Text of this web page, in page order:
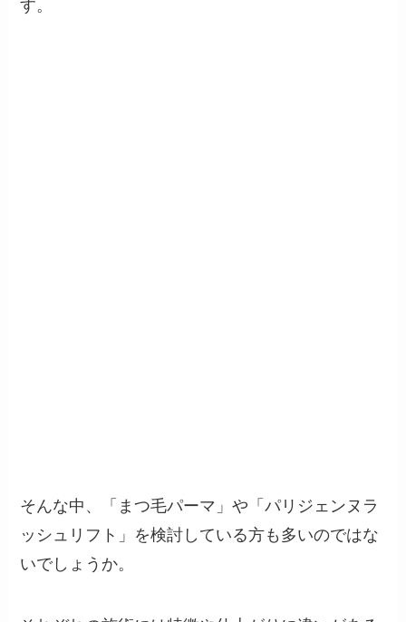
す。
そんな中、「まつ毛パーマ」や「パリジェンヌラ
ッシュリフト」を検討している方も多いのではな
いでしょうか。